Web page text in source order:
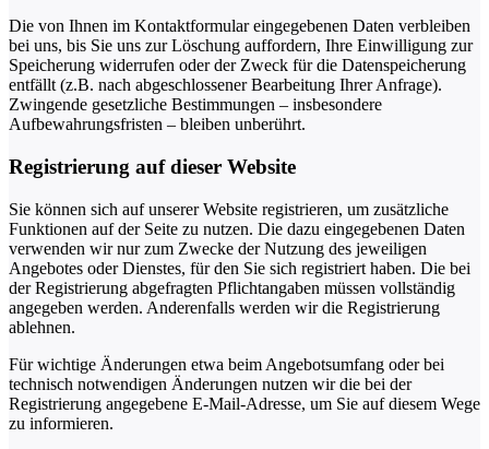
Die von Ihnen im Kontaktformular eingegebenen Daten verbleiben
bei uns, bis Sie uns zur Löschung auffordern, Ihre Einwilligung zur
Speicherung widerrufen oder der Zweck für die Datenspeicherung
entfällt (z.B. nach abgeschlossener Bearbeitung Ihrer Anfrage).
Zwingende gesetzliche Bestimmungen – insbesondere
Aufbewahrungsfristen – bleiben unberührt.
Registrierung auf dieser Website
Sie können sich auf unserer Website registrieren, um zusätzliche
Funktionen auf der Seite zu nutzen. Die dazu eingegebenen Daten
verwenden wir nur zum Zwecke der Nutzung des jeweiligen
Angebotes oder Dienstes, für den Sie sich registriert haben. Die bei
der Registrierung abgefragten Pflichtangaben müssen vollständig
angegeben werden. Anderenfalls werden wir die Registrierung
ablehnen.
Für wichtige Änderungen etwa beim Angebotsumfang oder bei
technisch notwendigen Änderungen nutzen wir die bei der
Registrierung angegebene E-Mail-Adresse, um Sie auf diesem Wege
zu informieren.